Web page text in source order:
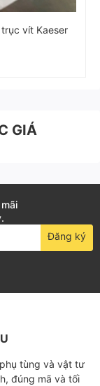
vít Kaeser
GIÁ
Đăng ký
tùng và vật tư
đúng mã và tối